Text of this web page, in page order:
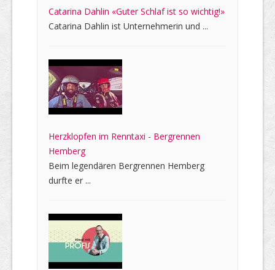
Catarina Dahlin «Guter Schlaf ist so wichtig!»
Catarina Dahlin ist Unternehmerin und ...
Herzklopfen im Renntaxi - Bergrennen
Hemberg
Beim legendären Bergrennen Hemberg
durfte er ...